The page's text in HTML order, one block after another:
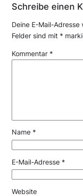
Schreibe einen
Deine E-Mail-
Felder sind mit *
Kommentar *
Name *
E-Mail-Adresse *
Website